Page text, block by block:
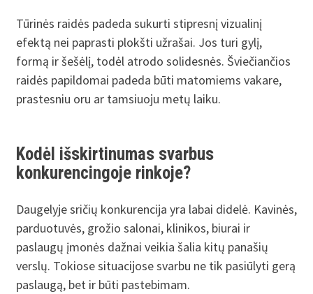
Tūrinės raidės padeda sukurti stipresnį vizualinį
efektą nei paprasti plokšti užrašai. Jos turi gylį,
formą ir šešėlį, todėl atrodo solidesnės. Šviečiančios
raidės papildomai padeda būti matomiems vakare,
prastesniu oru ar tamsiuoju metų laiku.
Kodėl išskirtinumas svarbus
konkurencingoje rinkoje?
Daugelyje sričių konkurencija yra labai didelė. Kavinės,
parduotuvės, grožio salonai, klinikos, biurai ir
paslaugų įmonės dažnai veikia šalia kitų panašių
verslų. Tokiose situacijose svarbu ne tik pasiūlyti gerą
paslaugą, bet ir būti pastebimam.